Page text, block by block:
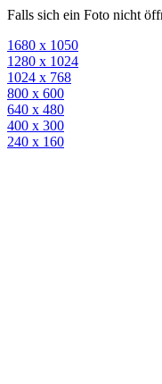
Falls sich ein Foto nicht
1680 x 1050
1280 x 1024
1024 x 768
800 x 600
640 x 480
400 x 300
240 x 160